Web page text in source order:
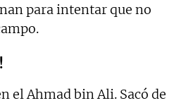
para intentar que no
el Ahmad bin Ali. Sacó de